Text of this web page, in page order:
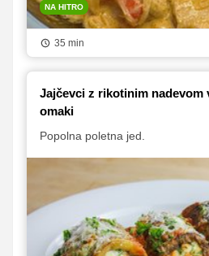
NA HITRO
35 min
Jajčevci z rikotinim nadevom
omaki
Popolna poletna jed.